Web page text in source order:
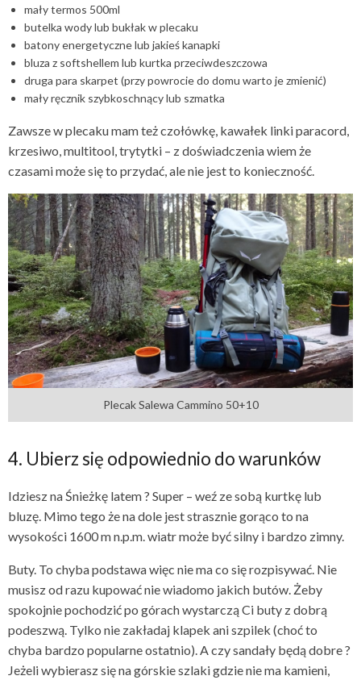
mały termos 500ml
butelka wody lub bukłak w plecaku
batony energetyczne lub jakieś kanapki
bluza z softshellem lub kurtka przeciwdeszczowa
druga para skarpet (przy powrocie do domu warto je zmienić)
mały ręcznik szybkoschnący lub szmatka
Zawsze w plecaku mam też czołówkę, kawałek linki paracord,
krzesiwo, multitool, trytytki – z doświadczenia wiem że
czasami może się to przydać, ale nie jest to konieczność.
Plecak Salewa Cammino 50+10
4. Ubierz się odpowiednio do warunków
Idziesz na Śnieżkę latem ? Super – weź ze sobą kurtkę lub
bluzę. Mimo tego że na dole jest strasznie gorąco to na
wysokości 1600 m n.p.m. wiatr może być silny i bardzo zimny.
Buty. To chyba podstawa więc nie ma co się rozpisywać. Nie
musisz od razu kupować nie wiadomo jakich butów. Żeby
spokojnie pochodzić po górach wystarczą Ci buty z dobrą
podeszwą. Tylko nie zakładaj klapek ani szpilek (choć to
chyba bardzo popularne ostatnio). A czy sandały będą dobre ?
Jeżeli wybierasz się na górskie szlaki gdzie nie ma kamieni,